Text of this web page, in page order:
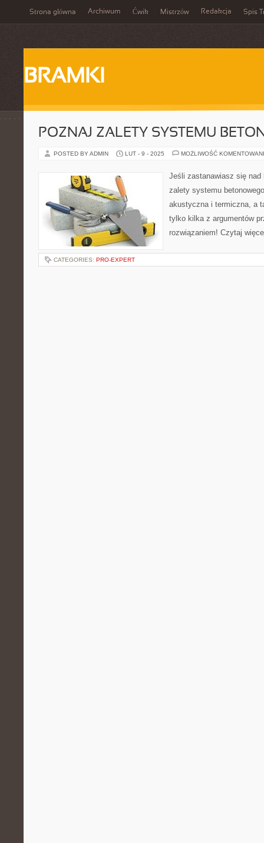
Strona główna Archiwum Ćwik Mistrzów Redakcja Spis
BRAMKI
POZNAJ ZALETY SYSTEMU
POSTED BY ADMIN LUT - 9 - 2025 MOŻLIWOŚĆ
Jeśli zastanawiasz się nad
zalety systemu
akustyczna i termiczna, a
tylko kilka z argumentów
rozwiązaniem! Czytaj
CATEGORIES: PRO-EXPERT